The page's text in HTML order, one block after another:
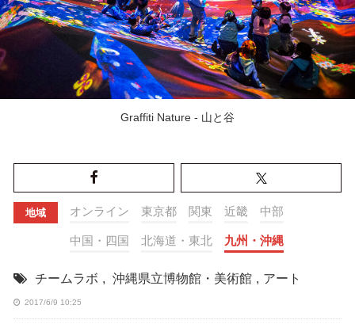
Graffiti Nature - 山と谷
地域 オンライン 東京都 関東 近畿 中部
中国・四国 北海道・東北 九州・沖縄
チームラボ , 沖縄県立博物館・美術館 , アート
2017/6/9 10:25